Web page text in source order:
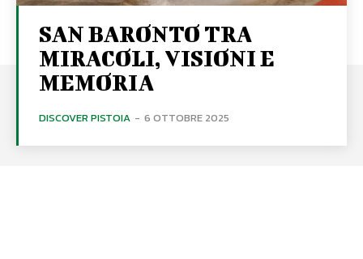
SAN BARONTO TRA
MIRACOLI, VISIONI E
MEMORIA
DISCOVER PISTOIA - 6 OTTOBRE 2025